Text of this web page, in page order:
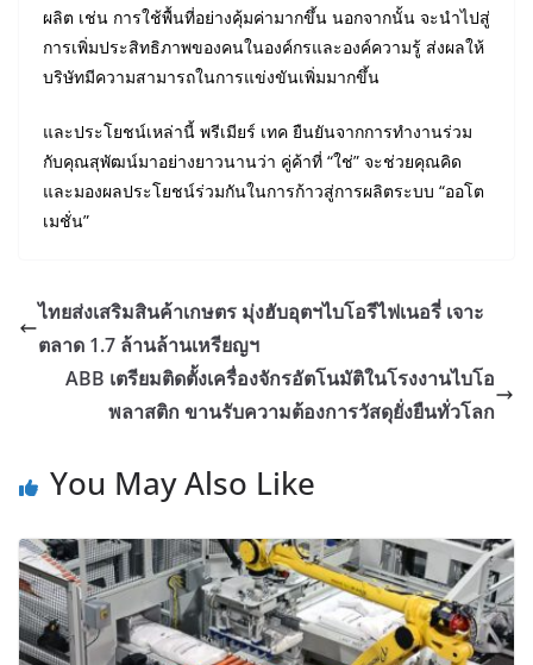
ผลิต เช่น การใช้พื้นที่อย่างคุ้มค่ามากขึ้น นอกจากนั้น จะนำไปสู่
การเพิ่มประสิทธิภาพของคนในองค์กรและองค์ความรู้ ส่งผลให้
บริษัทมีความสามารถในการแข่งขันเพิ่มมากขึ้น
และประโยชน์เหล่านี้ พรีเมียร์ เทค ยืนยันจากการทำงานร่วม
กับคุณสุพัฒน์มาอย่างยาวนานว่า คู่ค้าที่ “ใช่” จะช่วยคุณคิด
และมองผลประโยชน์ร่วมกันในการก้าวสู่การผลิตระบบ “ออโต
เมชั่น”
ไทยส่งเสริมสินค้าเกษตร มุ่งฮับอุตฯไบโอรีไฟเนอรี่ เจาะ
ตลาด 1.7 ล้านล้านเหรียญฯ
ABB เตรียมติดตั้งเครื่องจักรอัตโนมัติในโรงงานไบโอ
พลาสติก ขานรับความต้องการวัสดุยั่งยืนทั่วโลก
You May Also Like